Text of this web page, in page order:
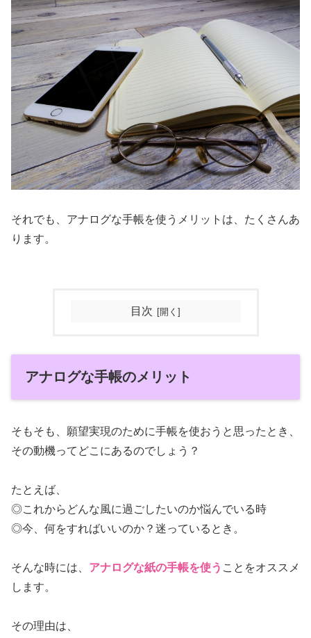
それでも、アナログな手帳を使うメリットは、たくさんあ
ります。
目次
アナログな手帳のメリット
そもそも、願望実現のために手帳を使おうと思ったとき、
その動機ってどこにあるのでしょう？
たとえば、
◎これからどんな風に過ごしたいのか悩んでいる時
◎今、何をすればいいのか？迷っているとき。
そんな時には、 アナログな紙の手帳を使う ことをオススメ
します。
その理由は、